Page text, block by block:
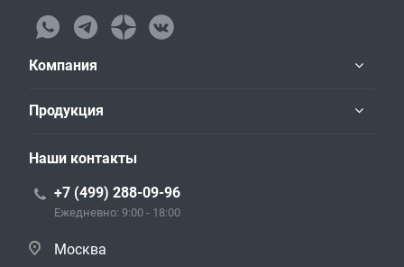
Компания
Продукция
Наши контакты
+7 (499) 288-09-96
Ежедневно: 9:00 - 18:00
Москва